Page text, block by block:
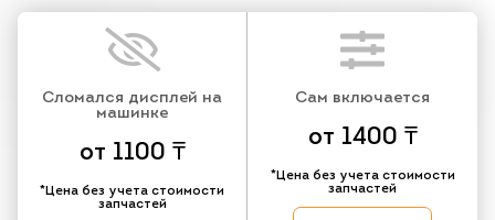
Сломался дисплей на
машинке
от 1100 ₸
*Цена без учета стоимости
запчастей
Сам включается
от 1400 ₸
*Цена без учета стоимости
запчастей